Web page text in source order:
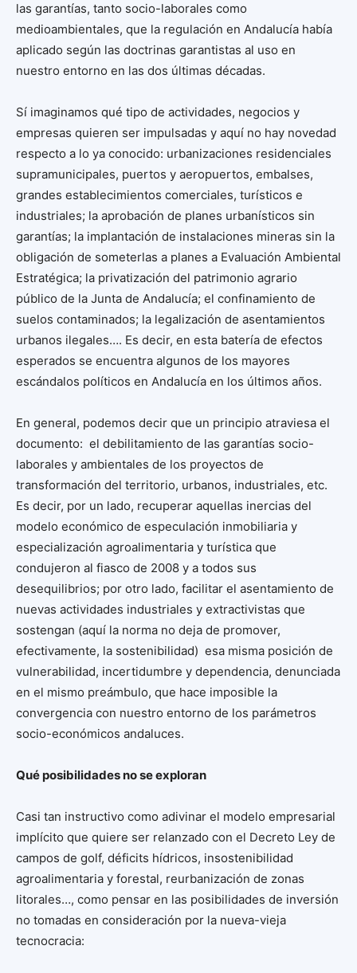
las garantías, tanto socio-laborales como
medioambientales, que la regulación en Andalucía había
aplicado según las doctrinas garantistas al uso en
nuestro entorno en las dos últimas décadas.
Sí imaginamos qué tipo de actividades, negocios y
empresas quieren ser impulsadas y aquí no hay novedad
respecto a lo ya conocido: urbanizaciones residenciales
supramunicipales, puertos y aeropuertos, embalses,
grandes establecimientos comerciales, turísticos e
industriales; la aprobación de planes urbanísticos sin
garantías; la implantación de instalaciones mineras sin la
obligación de someterlas a planes a Evaluación Ambiental
Estratégica; la privatización del patrimonio agrario
público de la Junta de Andalucía; el confinamiento de
suelos contaminados; la legalización de asentamientos
urbanos ilegales…. Es decir, en esta batería de efectos
esperados se encuentra algunos de los mayores
escándalos políticos en Andalucía en los últimos años.
En general, podemos decir que un principio atraviesa el
documento: el debilitamiento de las garantías socio-
laborales y ambientales de los proyectos de
transformación del territorio, urbanos, industriales, etc.
Es decir, por un lado, recuperar aquellas inercias del
modelo económico de especulación inmobiliaria y
especialización agroalimentaria y turística que
condujeron al fiasco de 2008 y a todos sus
desequilibrios; por otro lado, facilitar el asentamiento de
nuevas actividades industriales y extractivistas que
sostengan (aquí la norma no deja de promover,
efectivamente, la sostenibilidad) esa misma posición de
vulnerabilidad, incertidumbre y dependencia, denunciada
en el mismo preámbulo, que hace imposible la
convergencia con nuestro entorno de los parámetros
socio-económicos andaluces.
Qué posibilidades no se exploran
Casi tan instructivo como adivinar el modelo empresarial
implícito que quiere ser relanzado con el Decreto Ley de
campos de golf, déficits hídricos, insostenibilidad
agroalimentaria y forestal, reurbanización de zonas
litorales…, como pensar en las posibilidades de inversión
no tomadas en consideración por la nueva-vieja
tecnocracia: